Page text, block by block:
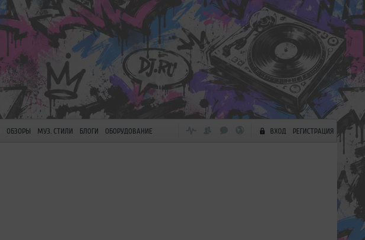
ОБЗОРЫ МУЗ. СТИЛИ БЛОГИ ОБОРУДОВАНИЕ ВХОД РЕГИСТРАЦИЯ